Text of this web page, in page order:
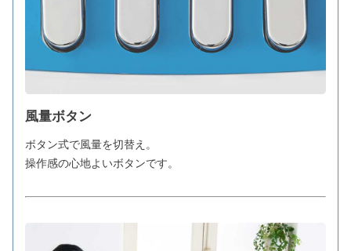
風量ボタン
ボタン式で風量を切替え。
操作感の心地よいボタンです。